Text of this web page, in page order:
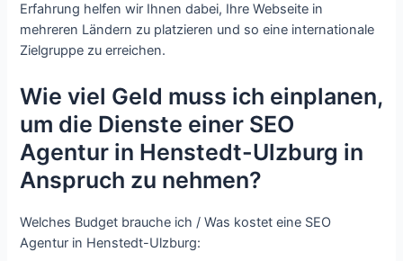
Erfahrung helfen wir Ihnen dabei, Ihre Webseite in
mehreren Ländern zu platzieren und so eine internationale
Zielgruppe zu erreichen.
Wie viel Geld muss ich einplanen,
um die Dienste einer SEO
Agentur in Henstedt-Ulzburg in
Anspruch zu nehmen?
Welches Budget brauche ich / Was kostet eine SEO
Agentur in Henstedt-Ulzburg: